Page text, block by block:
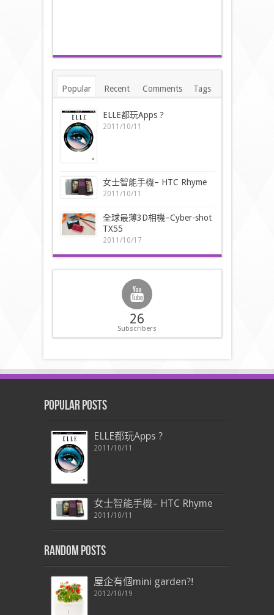
Popular Recent Comments Tags
ELLE都玩Apps ?
2011/10/11
女士智能手機– HTC Rhyme
2011/10/11
全球最薄3D相機–Cyber-shot
TX55
2011/10/17
26
Subscribers
Popular Posts
ELLE都玩Apps ?
2011/10/11
女士智能手機– HTC Rhyme
2011/10/11
Random Posts
屋企有個mini garden?!
2012/10/19